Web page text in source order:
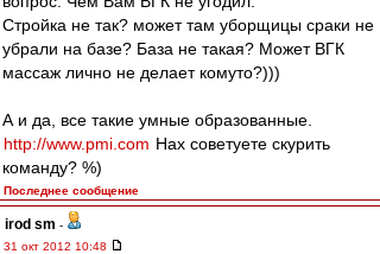
Стройка не так? может там уборщицы сраки не
убрали на базе? База не такая? Может ВГК
массаж лично не делает комуто?)))
А и да, все такие умные образованные.
http://www.pmi.com Нах советуете скурить
команду? %)
Последнее сообщение
irod sm -
31 окт 2012 10:48